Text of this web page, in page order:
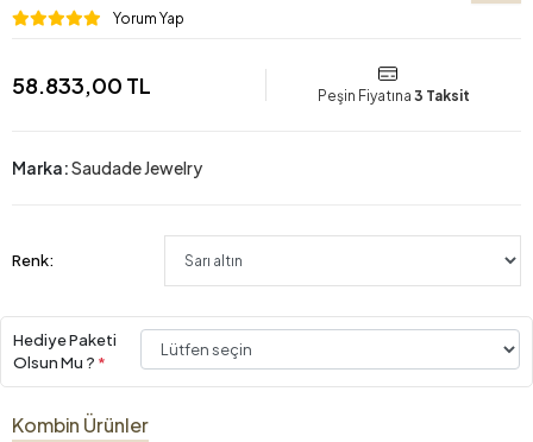
Yorum Yap
58.833,00 TL Peşin Fiyatına 3 Taksit
Marka:Saudade Jewelry
Renk:
Hediye Paketi
Olsun Mu ? *
Kombin Ürünler